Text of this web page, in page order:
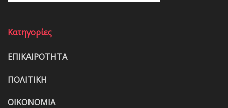
Κατηγορίες
ΕΠΙΚΑΙΡΟΤΗΤΑ
ΠΟΛΙΤΙΚΗ
ΟΙΚΟΝΟΜΙΑ